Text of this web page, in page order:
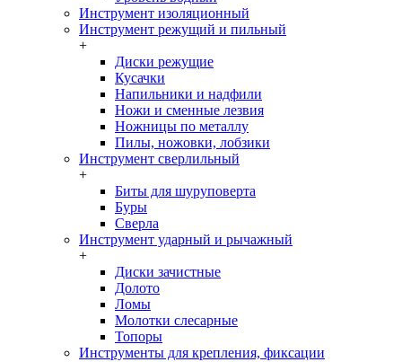
Инструмент изоляционный
Инструмент режущий и пильный
+
Диски режущие
Кусачки
Напильники и надфили
Ножи и сменные лезвия
Ножницы по металлу
Пилы, ножовки, лобзики
Инструмент сверлильный
+
Биты для шуруповерта
Буры
Сверла
Инструмент ударный и рычажный
+
Диски зачистные
Долото
Ломы
Молотки слесарные
Топоры
Инструменты для крепления, фиксации